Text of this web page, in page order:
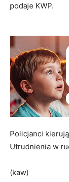
podaje KWP.
Policjanci
Utrudnienia w
(kaw)